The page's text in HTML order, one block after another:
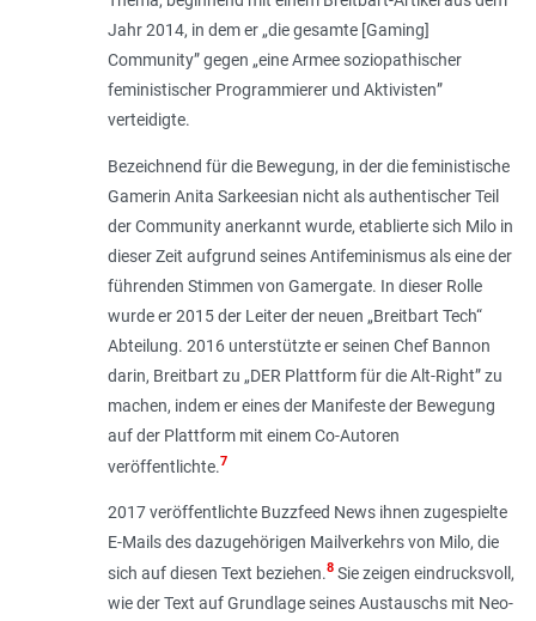
Jahr 2014, in dem er „die gesamte [Gaming]
Community” gegen „eine Armee soziopathischer
feministischer Programmierer und Aktivisten”
verteidigte.
Bezeichnend für die Bewegung, in der die feministische
Gamerin Anita Sarkeesian nicht als authentischer Teil
der Community anerkannt wurde, etablierte sich Milo in
dieser Zeit aufgrund seines Antifeminismus als eine der
führenden Stimmen von Gamergate. In dieser Rolle
wurde er 2015 der Leiter der neuen „Breitbart Tech“
Abteilung. 2016 unterstützte er seinen Chef Bannon
darin, Breitbart zu „DER Plattform für die Alt-Right” zu
machen, indem er eines der Manifeste der Bewegung
auf der Plattform mit einem Co-­Autoren
veröffentlichte.7
2017 veröffentlichte Buzzfeed News ihnen zugespielte
E-Mails des dazugehörigen Mailverkehrs von Milo, die
sich auf diesen Text beziehen.8Sie zeigen eindrucks­voll,
wie der Text auf Grundlage seines Austauschs mit Neo-